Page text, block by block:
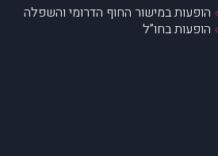
הופעות במישור החוף הדרומי והשפלה
הופעות בחו”ל